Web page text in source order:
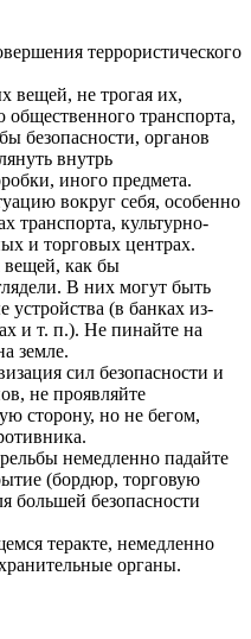
террористического
вещей, не трогая их,
транспорта,
безопасности, органов
внутрь
иного предмета.
вокруг себя, особенно
транспорта, культурно-
и торговых центрах.
вещей, как бы
В них могут быть
(в банках из-
и т. п.). Не пинайте на
земле.
сил безопасности и
не проявляйте
сторону, но не бегом,
немедленно падайте
(бордюр, торговую
большей безопасности
теракте, немедленно
органы.